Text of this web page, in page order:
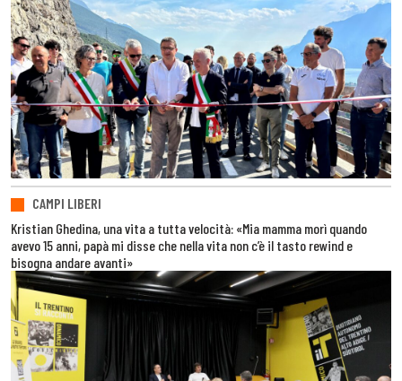
CAMPI LIBERI
Kristian Ghedina, una vita a tutta velocità: «Mia mamma morì quando
avevo 15 anni, papà mi disse che nella vita non c’è il tasto rewind e
bisogna andare avanti»